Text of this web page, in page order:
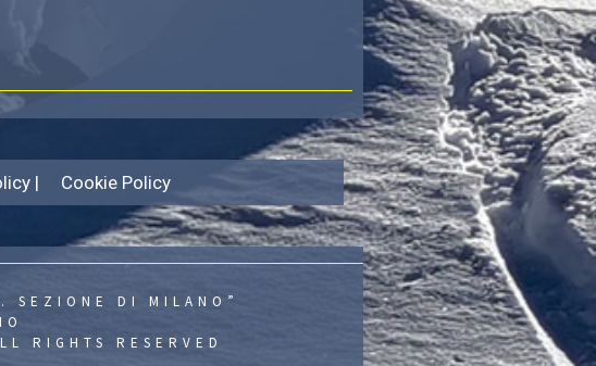
| Cookie Policy
DI MILANO”
RIGHTS RESERVED